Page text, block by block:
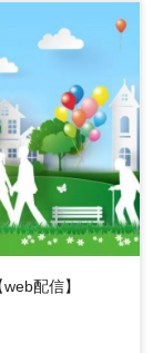
配信】